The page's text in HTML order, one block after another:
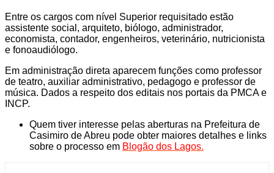
Entre os cargos com nível Superior requisitado estão
assistente social, arquiteto, biólogo, administrador,
economista, contador, engenheiros, veterinário, nutricionista
e fonoaudiólogo.
Em administração direta aparecem funções como professor
de teatro, auxiliar administrativo, pedagogo e professor de
música. Dados a respeito dos editais nos portais da PMCA e
INCP.
Quem tiver interesse pelas aberturas na Prefeitura de
Casimiro de Abreu pode obter maiores detalhes e links
sobre o processo em Blogão dos Lagos.